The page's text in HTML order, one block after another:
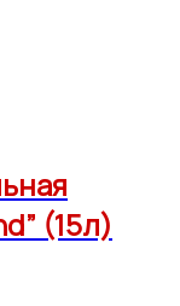
(15л)